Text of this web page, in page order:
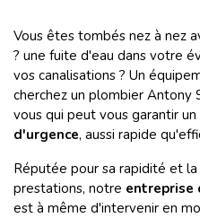
Vous êtes tombés nez à nez
? une fuite d'eau dans votre
vos canalisations ? Un
cherchez un plombier Antony
vous qui peut vous garantir un
d'urgence, aussi rapide
Réputée pour sa rapidité et
prestations, notre entreprise
est à même d'intervenir en